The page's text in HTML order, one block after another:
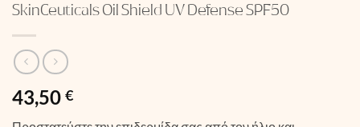
SkinCeuticals Oil Shield UV Defense SPF50
43,50 €